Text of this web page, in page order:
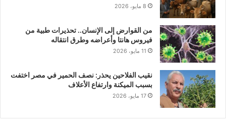
8 مايو، 2026
من القوارض إلى الإنسان.. تحذيرات طبية من
فيروس هانتا وأعراضه وطرق انتقاله
11 مايو، 2026
نقيب الفلاحين يحذر: نصف الحمير في مصر اختفت
بسبب الميكنة وارتفاع الأعلاف
17 مايو، 2026